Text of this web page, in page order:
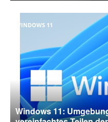
WINDOWS 11
Windows 11: